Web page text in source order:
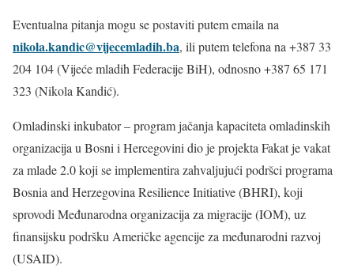
Eventualna pitanja mogu se postaviti putem emaila na
nikola.kandic@vijecemladih.ba, ili putem telefona na +387 33
204 104 (Vijeće mladih Federacije BiH), odnosno +387 65 171
323 (Nikola Kandić).
Omladinski inkubator – program jačanja kapaciteta omladinskih
organizacija u Bosni i Hercegovini dio je projekta Fakat je vakat
za mlade 2.0 koji se implementira zahvaljujući podršci programa
Bosnia and Herzegovina Resilience Initiative (BHRI), koji
sprovodi Međunarodna organizacija za migracije (IOM), uz
finansijsku podršku Američke agencije za međunarodni razvoj
(USAID).